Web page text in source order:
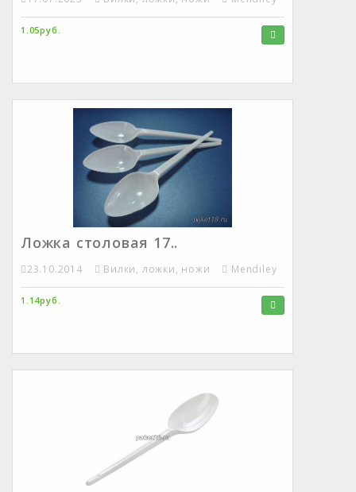
1.05руб.
Ложка столовая 17..
23.10.2014 Вилки, ложки, ножи Mendiley
1.14руб.